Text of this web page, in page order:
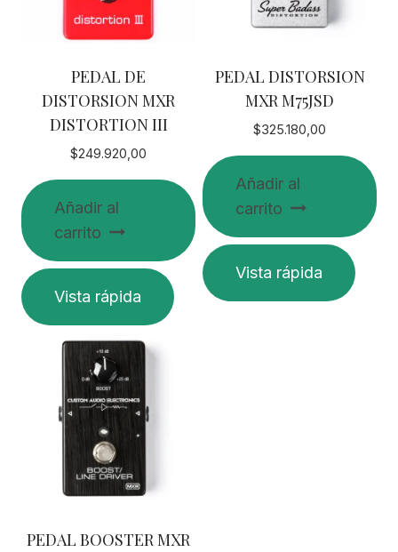
PEDAL DE
DISTORSION MXR
DISTORTION III
$249.920,00
Añadir al
carrito
Vista rápida
PEDAL DISTORSION
MXR M75JSD
$325.180,00
Añadir al
carrito
Vista rápida
PEDAL BOOSTER MXR